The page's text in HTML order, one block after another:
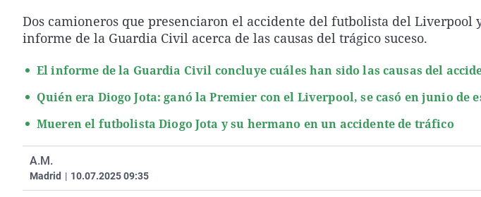
Dos camioneros que presenciaron el accidente del futbolista del Liverpool
informe de la Guardia Civil acerca de las causas del trágico suceso.
El informe de la Guardia Civil concluye cuáles han sido las causas del
Quién era Diogo Jota: ganó la Premier con el Liverpool, se casó en junio de
Mueren el futbolista Diogo Jota y su hermano en un accidente de tráfico
A.M.
Madrid | 10.07.2025 09:35